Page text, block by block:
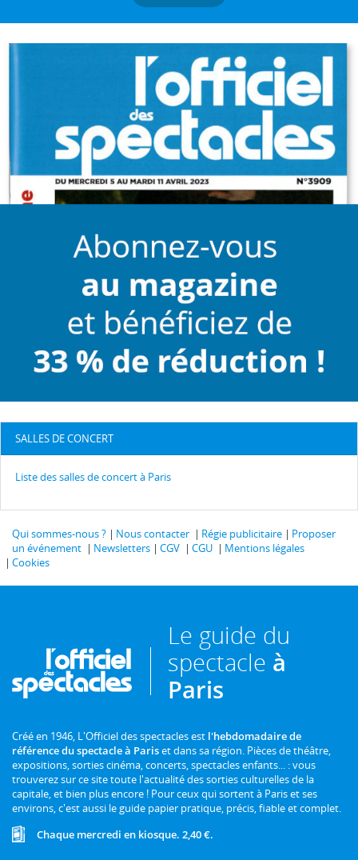
SALLES DE CONCERT
Liste des salles de concert à Paris
Qui sommes-nous ? Nous contacter Régie publicitaire
Proposer
un événement
Newsletters CGV CGU
Mentions légales
Cookies
Le guide du
spectacle à
Paris
Créé en 1946, L'Officiel des spectacles est l'hebdomadaire de
référence du spectacle à Pariset dans sa région. Pièces de théâtre,
expositions, sorties cinéma, concerts, spectacles enfants... : vous
trouverez sur ce site toute l'actualité des sorties culturelles de la
capitale, et bien plus encore ! Pour ceux qui sortent à Paris et ses
environs, c'est aussi le guide papier pratique, précis, fiable et complet.
Chaque mercredi en kiosque. 2,40 €.